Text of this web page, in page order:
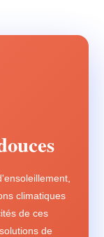
climatiques
de ces
de